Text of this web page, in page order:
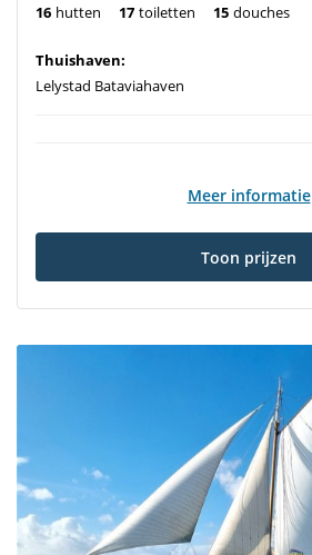
16 hutten 17 toiletten 15 douches
Thuishaven:
Lelystad Bataviahaven
Meer informatie
Toon prijzen